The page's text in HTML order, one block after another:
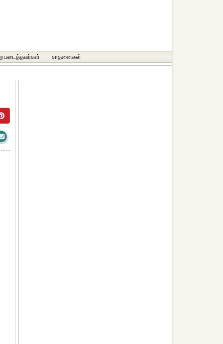
படைத்தவர்கள் சாதனைகள்‎